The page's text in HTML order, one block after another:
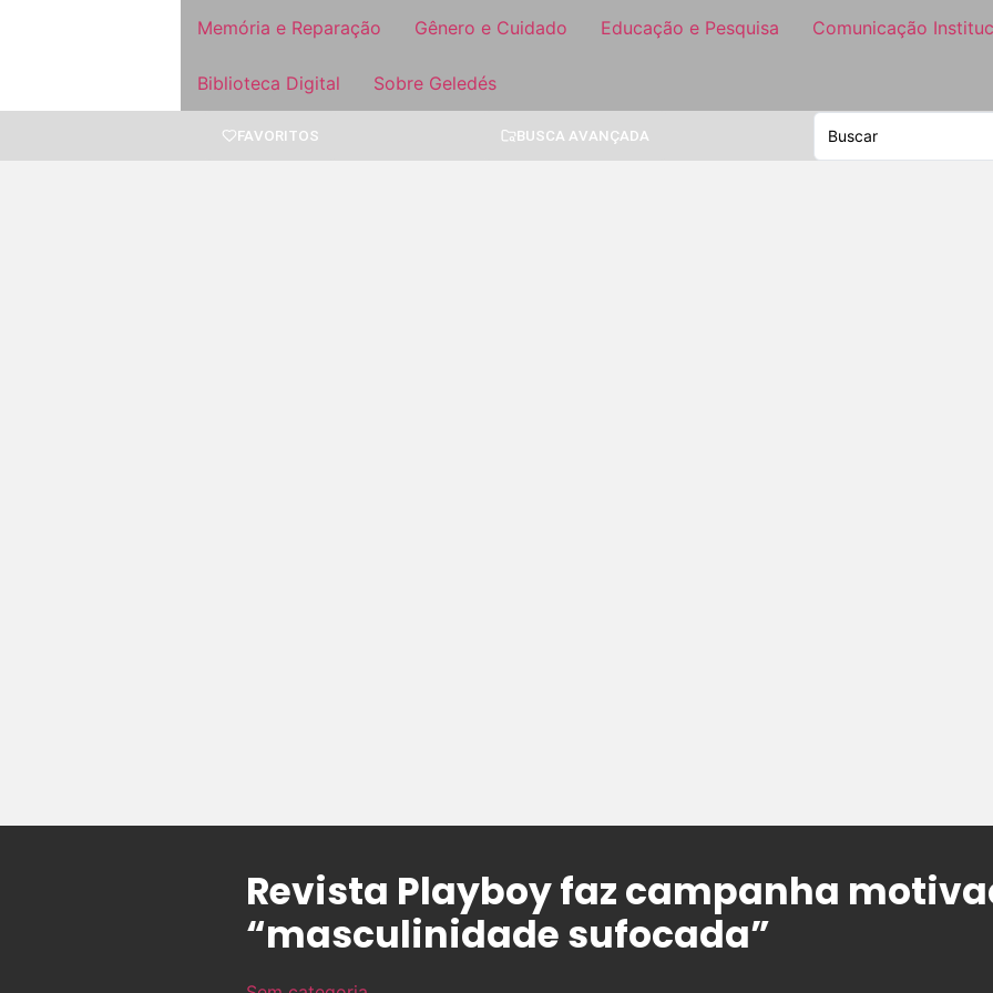
Memória e Reparação Gênero e Cuidado Educação e Pesquisa Comunicação
Biblioteca Digital Sobre Geledés
FAVORITOS BUSCA AVANÇADA
Revista Playboy faz campanha
“masculinidade sufocada”